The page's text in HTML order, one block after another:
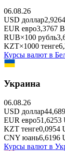
06.08.26
USD доллар2,9264
EUR евро3,3767
RUB×100 рубль
KZT×1000 тенге
Курсы валют в
Украина
06.08.26
USD доллар
EUR евро51,6253
KZT тенге0,0954
CNY юань6,6196
Курсы валют в